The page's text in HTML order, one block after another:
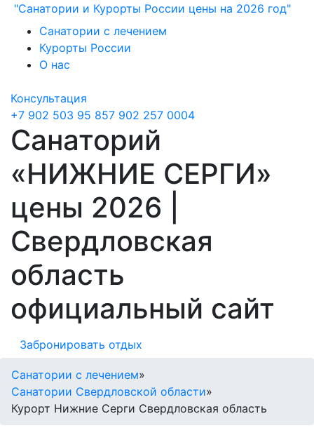
"Санатории и Курорты России цены на 2026 год"
Санатории с лечением
Курорты России
О нас
Консультация
+7 902 503 95 857 902 257 0004
Санаторий
«НИЖНИЕ СЕРГИ»
цены 2026 |
Свердловская
область
официальный сайт
Забронировать отдых
Санатории с лечением»
Санатории Свердловской области»
Курорт Нижние Серги Свердловская область